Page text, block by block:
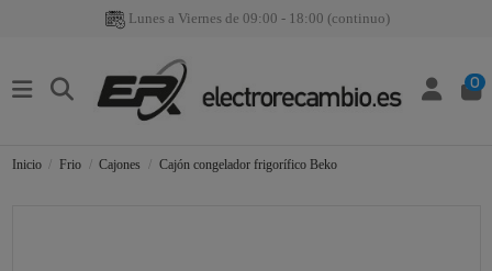
Lunes a Viernes de 09:00 - 18:00 (continuo)
0
Inicio Frio Cajones Cajón congelador frigorífico Beko